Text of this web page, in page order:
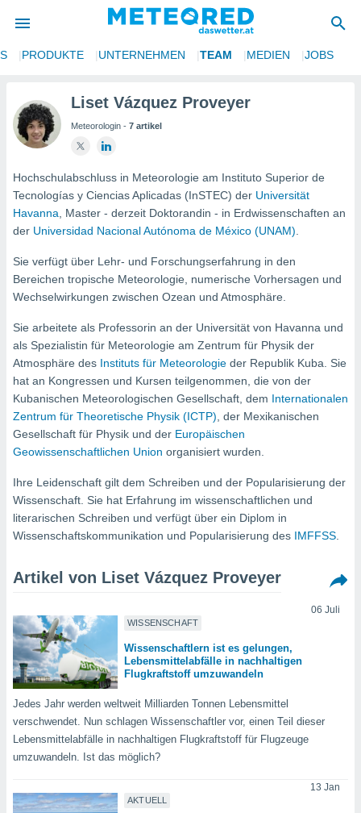
wurde
dass
sind.
diese
auf
basiert,
uns,
Ihnen
zur
stellen.
auf die
und
davon, ob
oder
es uns
verfolgen
UND
FORTFAHREN
EINSTELLUNGEN
PRODUKTE UNTERNEHMEN TEAM MEDIEN JOBS
Liset Vázquez Proveyer
Meteorologin - 7 artikel
Hochschulabschluss in Meteorologie am Instituto Superior de
Tecnologías y Ciencias Aplicadas (InSTEC) der Universität
Havanna, Master - derzeit Doktorandin - in Erdwissenschaften an
der Universidad Nacional Autónoma de México (UNAM).
Sie verfügt über Lehr- und Forschungserfahrung in den
Bereichen tropische Meteorologie, numerische Vorhersagen und
Wechselwirkungen zwischen Ozean und Atmosphäre.
Sie arbeitete als Professorin an der Universität von Havanna und
als Spezialistin für Meteorologie am Zentrum für Physik der
Atmosphäre des Instituts für Meteorologie der Republik Kuba. Sie
hat an Kongressen und Kursen teilgenommen, die von der
Kubanischen Meteorologischen Gesellschaft, dem Internationalen
Zentrum für Theoretische Physik (ICTP), der Mexikanischen
Gesellschaft für Physik und der Europäischen
Geowissenschaftlichen Union organisiert wurden.
Ihre Leidenschaft gilt dem Schreiben und der Popularisierung der
Wissenschaft. Sie hat Erfahrung im wissenschaftlichen und
literarischen Schreiben und verfügt über ein Diplom in
Wissenschaftskommunikation und Popularisierung des IMFFSS.
Artikel von Liset Vázquez Proveyer
WISSENSCHAFT
06 Juli
Wissenschaftlern ist es gelungen,
Lebensmittelabfälle in nachhaltigen
Flugkraftstoff umzuwandeln
Jedes Jahr werden weltweit Milliarden Tonnen Lebensmittel
verschwendet. Nun schlagen Wissenschaftler vor, einen Teil dieser
Lebensmittelabfälle in nachhaltigen Flugkraftstoff für Flugzeuge
umzuwandeln. Ist das möglich?
AKTUELL
13 Jan